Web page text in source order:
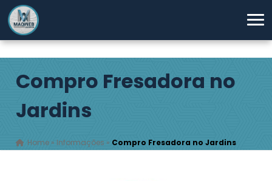
Compro Fresadora no
Jardins
Home » Informações » Compro Fresadora no Jardins